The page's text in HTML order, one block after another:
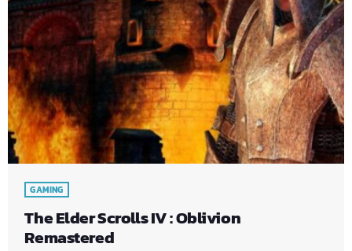
GAMING
The Elder Scrolls IV : Oblivion
Remastered